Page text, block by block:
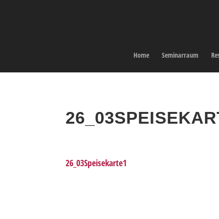
Home Seminarraum
26_03Speisekarte1